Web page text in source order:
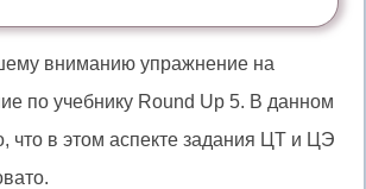
вниманию упражнение на
по учебнику Round Up 5. В данном
что в этом аспекте задания ЦТ и ЦЭ